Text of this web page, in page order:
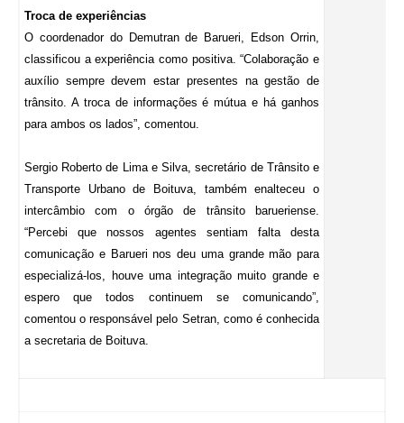
Troca de experiências
O coordenador do Demutran de Barueri, Edson Orrin,
classificou a experiência como positiva. “Colaboração e
auxílio sempre devem estar presentes na gestão de
trânsito. A troca de informações é mútua e há ganhos
para ambos os lados”, comentou.
Sergio Roberto de Lima e Silva, secretário de Trânsito e
Transporte Urbano de Boituva, também enalteceu o
intercâmbio com o órgão de trânsito barueriense.
“Percebi que nossos agentes sentiam falta desta
comunicação e Barueri nos deu uma grande mão para
especializá-los, houve uma integração muito grande e
espero que todos continuem se comunicando”,
comentou o responsável pelo Setran, como é conhecida
a secretaria de Boituva.